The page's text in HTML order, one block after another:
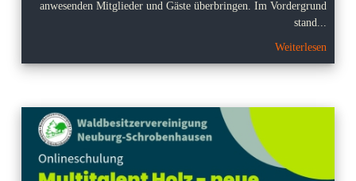
anwesenden Mitglieder und Gäste überbringen. Im Vordergrund
stand...
Weiterlesen